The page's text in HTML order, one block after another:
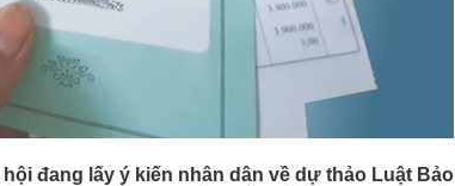
đang lấy ý kiến nhân dân về dự thảo Luật Bảo